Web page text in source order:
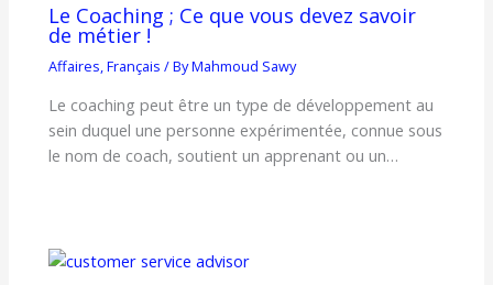
Le Coaching ; Ce que vous devez savoir
de métier !
Affaires,Français / ByMahmoud Sawy
Le coaching peut être un type de développement au
sein duquel une personne expérimentée, connue sous
le nom de coach, soutient un apprenant ou un…